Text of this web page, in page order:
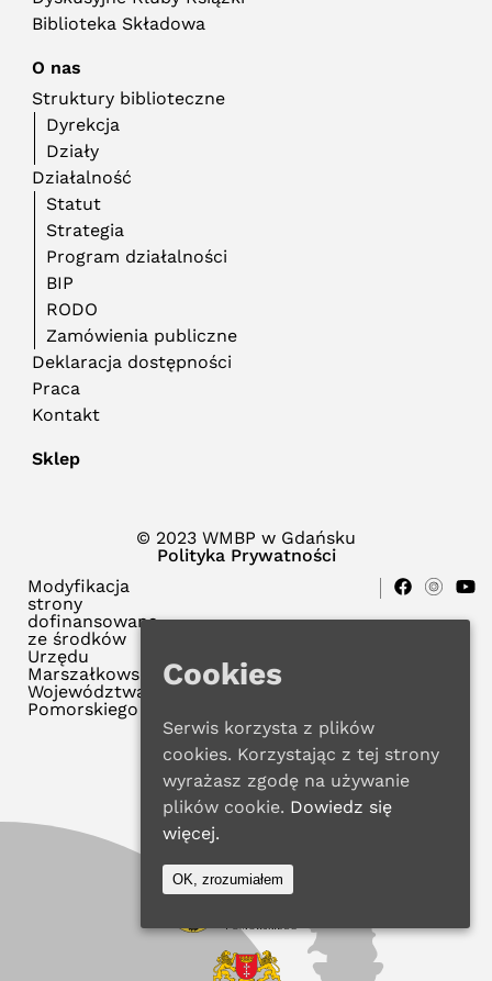
Biblioteka Składowa
O nas
Struktury biblioteczne
Dyrekcja
Działy
Działalność
Statut
Strategia
Program działalności
BIP
RODO
Zamówienia publiczne
Deklaracja dostępności
Praca
Kontakt
Sklep
© 2023 WMBP w Gdańsku
Polityka Prywatności
Modyfikacja
strony
dofinansowana
ze środków
Urzędu
Marszałkowskiego
Województwa
Pomorskiego
Cookies
Serwis korzysta z plików
cookies. Korzystając z tej strony
wyrażasz zgodę na używanie
plików cookie. Dowiedz się
więcej.
OK, zrozumiałem